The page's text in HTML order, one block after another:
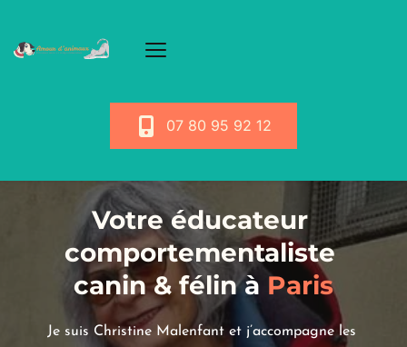
07 80 95 92 12
Votre éducateur
comportementaliste
canin & félin à Paris
Je suis Christine Malenfant et j’accompagne les